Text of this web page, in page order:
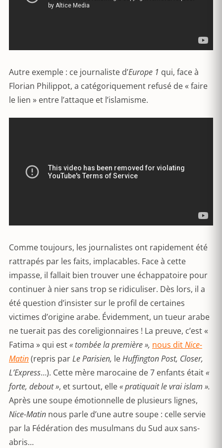
Autre exemple : ce journaliste d’Europe 1 qui, face à
Florian Philippot, a catégoriquement refusé de « faire
le lien » entre l’attaque et l’islamisme.
Comme toujours, les journalistes ont rapidement été
rattrapés par les faits, implacables. Face à cette
impasse, il fallait bien trouver une échappatoire pour
continuer à nier sans trop se ridiculiser. Dès lors, il a
été question d’insister sur le profil de certaines
victimes d’origine arabe. Évidemment, un tueur arabe
ne tuerait pas des coreligionnaires ! La preuve, c’est «
Fatima » qui est« tombée la première », nous ditNice-
Matin(repris parLe Parisien, leHuffington Post, Closer,
L’Express…). Cette mère marocaine de 7 enfants était«
forte, debout », et surtout, elle« pratiquait le vrai islam ».
Après une soupe émotionnelle de plusieurs lignes,
Nice-Matin nous parle d’une autre soupe : celle servie
par la Fédération des musulmans du Sud aux sans-
abris…